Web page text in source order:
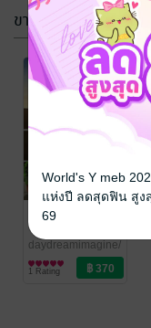
MELTED
ละลายใจ
daydreamimagine/
ขนมเบื้อง
เบื้อง/Daydreamimagine
นิยายรักวัยรุ่น
2 Rating
ขายดี
LIE หลอก
ว่า(ไม่)รัก
daydreamimagine/
ขนมเบื้อง
/ ขนม
เบื้อง/Daydreamimagine
นิยายรักวัยรุ่น
1 Rating
World's Y meb
แห่งปี ลดสุดฟิน สูง
69